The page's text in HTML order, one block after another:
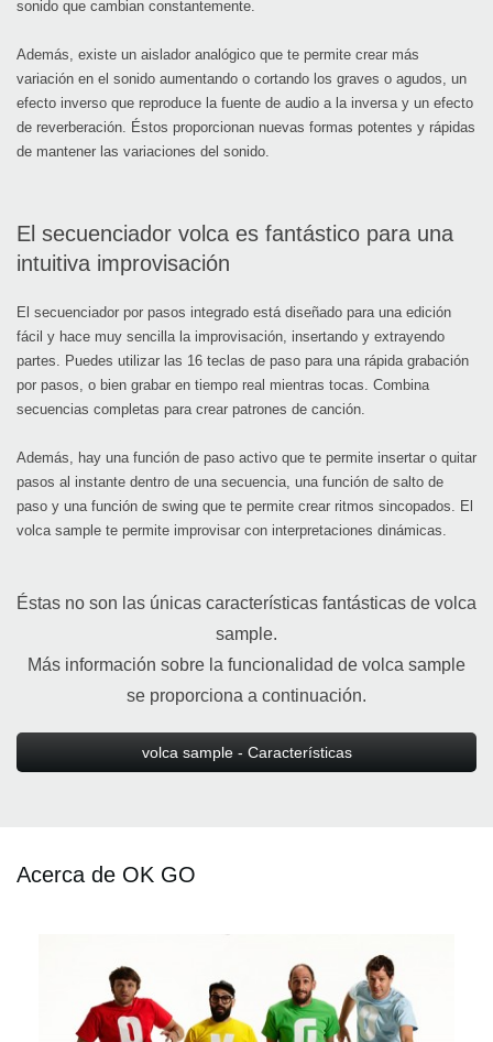
sonido que cambian constantemente.
Además, existe un aislador analógico que te permite crear más
variación en el sonido aumentando o cortando los graves o agudos, un
efecto inverso que reproduce la fuente de audio a la inversa y un efecto
de reverberación. Éstos proporcionan nuevas formas potentes y rápidas
de mantener las variaciones del sonido.
El secuenciador volca es fantástico para una
intuitiva improvisación
El secuenciador por pasos integrado está diseñado para una edición
fácil y hace muy sencilla la improvisación, insertando y extrayendo
partes. Puedes utilizar las 16 teclas de paso para una rápida grabación
por pasos, o bien grabar en tiempo real mientras tocas. Combina
secuencias completas para crear patrones de canción.
Además, hay una función de paso activo que te permite insertar o quitar
pasos al instante dentro de una secuencia, una función de salto de
paso y una función de swing que te permite crear ritmos sincopados. El
volca sample te permite improvisar con interpretaciones dinámicas.
Éstas no son las únicas características fantásticas de volca
sample.
Más información sobre la funcionalidad de volca sample
se proporciona a continuación.
volca sample - Características
Acerca de OK GO